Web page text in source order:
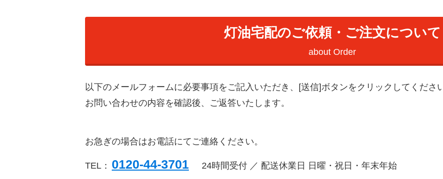
灯油宅配のご依頼・ご注文について
about Order
以下のメールフォームに必要事項をご記入いただき、[送信]ボタンをクリックしてくださ
お問い合わせの内容を確認後、ご返答いたします。
お急ぎの場合はお電話にてご連絡ください。
TEL： 0120-44-3701 24時間受付 ／ 配送休業日 日曜・祝日・年末年始